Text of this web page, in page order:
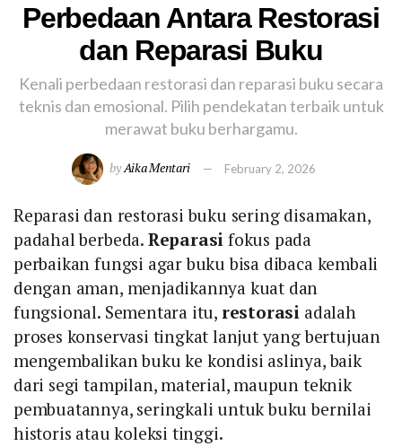
Perbedaan Antara Restorasi
dan Reparasi Buku
Kenali perbedaan restorasi dan reparasi buku secara
teknis dan emosional. Pilih pendekatan terbaik untuk
merawat buku berhargamu.
byAika Mentari February 2, 2026
Reparasi dan restorasi buku sering disamakan,
padahal berbeda. Reparasi fokus pada
perbaikan fungsi agar buku bisa dibaca kembali
dengan aman, menjadikannya kuat dan
fungsional. Sementara itu, restorasi adalah
proses konservasi tingkat lanjut yang bertujuan
mengembalikan buku ke kondisi aslinya, baik
dari segi tampilan, material, maupun teknik
pembuatannya, seringkali untuk buku bernilai
historis atau koleksi tinggi.